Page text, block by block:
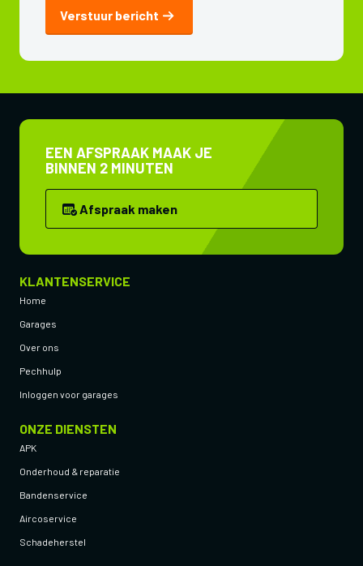
Verstuur bericht
EEN AFSPRAAK MAAK JE
BINNEN 2 MINUTEN
Afspraak maken
KLANTENSERVICE
Home
Garages
Over ons
Pechhulp
Inloggen voor garages
ONZE DIENSTEN
APK
Onderhoud & reparatie
Bandenservice
Aircoservice
Schadeherstel